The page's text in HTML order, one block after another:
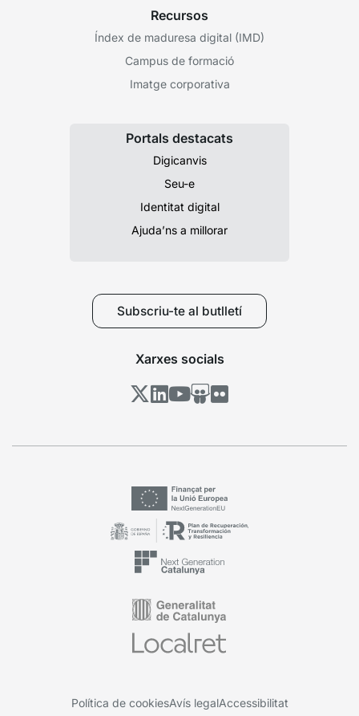
Recursos
Índex de maduresa digital (IMD)
Campus de formació
Imatge corporativa
Portals destacats
Digicanvis
Seu-e
Identitat digital
Ajuda’ns a millorar
Subscriu-te al butlletí
Xarxes socials
Política de cookiesAvís legalAccessibilitat